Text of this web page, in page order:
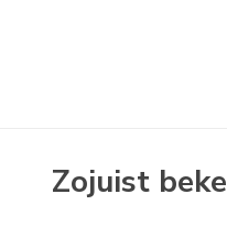
Zojuist